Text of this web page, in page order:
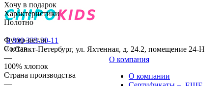
8 800 333-30-11
г.Санкт-Петербург, ул. Яхтенная, д. 24.2, помещение 24-Н
О компания
О компании
Хочу в подарок
Характеристики
Полотно
—
Футер-петля
Состав
—
100% хлопок
Страна производства
—